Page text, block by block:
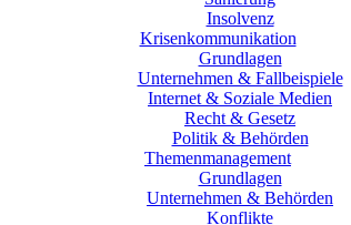
Insolvenz
Krisenkommunikation
Grundlagen
Unternehmen & Fallbeispiele
Internet & Soziale Medien
Recht & Gesetz
Politik & Behörden
Themenmanagement
Grundlagen
Unternehmen & Behörden
Konflikte